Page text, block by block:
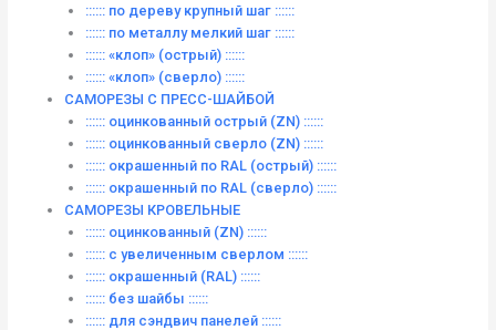
:::::: по дереву крупный шаг ::::::
:::::: по металлу мелкий шаг ::::::
:::::: «клоп» (острый) ::::::
:::::: «клоп» (сверло) ::::::
САМОРЕЗЫ С ПРЕСС-ШАЙБОЙ
:::::: оцинкованный острый (ZN) ::::::
:::::: оцинкованный сверло (ZN) ::::::
:::::: окрашенный по RAL (острый) ::::::
:::::: окрашенный по RAL (сверло) ::::::
САМОРЕЗЫ КРОВЕЛЬНЫЕ
:::::: оцинкованный (ZN) ::::::
:::::: с увеличенным сверлом ::::::
:::::: окрашенный (RAL) ::::::
:::::: без шайбы ::::::
:::::: для сэндвич панелей ::::::